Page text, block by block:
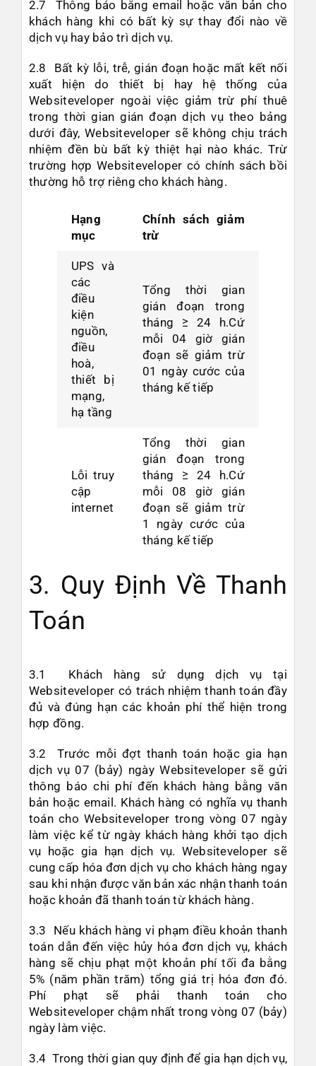
2.7 Thông báo bằng email hoặc văn bản cho
khách hàng khi có bất kỳ sự thay đổi nào về
dịch vụ hay bảo trì dịch vụ.
2.8 Bất kỳ lỗi, trễ, gián đoạn hoặc mất kết nối
xuất hiện do thiết bị hay hệ thống của
Websiteveloper ngoài việc giảm trừ phí thuê
trong thời gian gián đoạn dịch vụ theo bảng
dưới đây, Websiteveloper sẽ không chịu trách
nhiệm đền bù bất kỳ thiệt hại nào khác. Trừ
trường hợp Websiteveloper có chính sách bồi
thường hỗ trợ riêng cho khách hàng.
Hạng
mục
Chính sách giảm
trừ
UPS và
các
điều
kiện
nguồn,
điều
hoà,
thiết bị
mạng,
hạ tầng
Tổng thời gian
gián đoạn trong
tháng ≥ 24 h.Cứ
mỗi 04 giờ gián
đoạn sẽ giảm trừ
01 ngày cước của
tháng kế tiếp
Lỗi truy
cập
internet
Tổng thời gian
gián đoạn trong
tháng ≥ 24 h.Cứ
mỗi 08 giờ gián
đoạn sẽ giảm trừ
1 ngày cước của
tháng kế tiếp
3. Quy Định Về Thanh
Toán
3.1 Khách hàng sử dụng dịch vụ tại
Websiteveloper có trách nhiệm thanh toán đầy
đủ và đúng hạn các khoản phí thể hiện trong
hợp đồng.
3.2 Trước mỗi đợt thanh toán hoặc gia hạn
dịch vụ 07 (bảy) ngày Websiteveloper sẽ gửi
thông báo chi phí đến khách hàng bằng văn
bản hoặc email. Khách hàng có nghĩa vụ thanh
toán cho Websiteveloper trong vòng 07 ngày
làm việc kể từ ngày khách hàng khởi tạo dịch
vụ hoặc gia hạn dịch vụ. Websiteveloper sẽ
cung cấp hóa đơn dịch vụ cho khách hàng ngay
sau khi nhận được văn bản xác nhận thanh toán
hoặc khoản đã thanh toán từ khách hàng.
3.3 Nếu khách hàng vi phạm điều khoản thanh
toán dẫn đến việc hủy hóa đơn dịch vụ, khách
hàng sẽ chịu phạt một khoản phí tối đa bằng
5% (năm phần trăm) tổng giá trị hóa đơn đó.
Phí phạt sẽ phải thanh toán cho
Websiteveloper chậm nhất trong vòng 07 (bảy)
ngày làm việc.
3.4 Trong thời gian quy định để gia hạn dịch vụ,